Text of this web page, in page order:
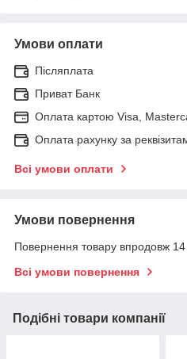
Умови оплати
Післяплата
Приват Банк
Оплата картою Visa,
Оплата рахунку за
Всі умови оплати
Умови повернення
Повернення товару впродовж 14
Всі умови повернення
Подібні товари компанії